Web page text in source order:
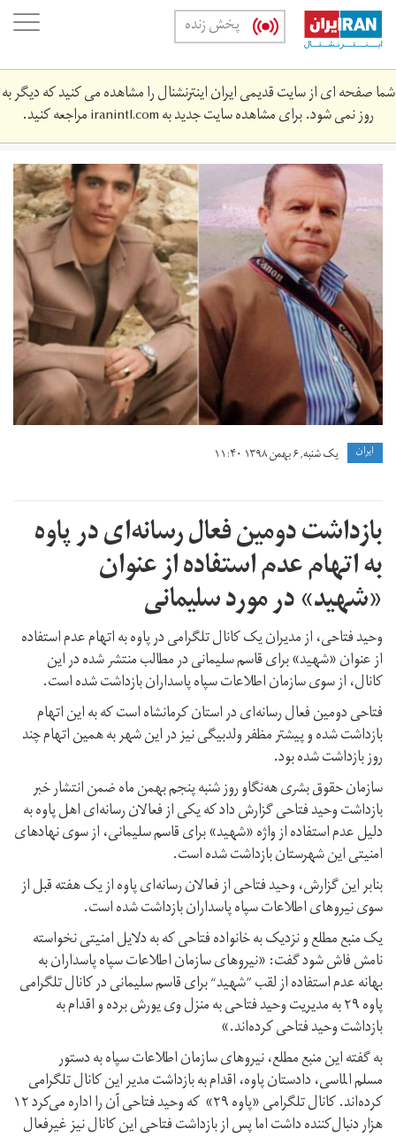
Skip
main
content
پخش زنده
شما صفحه ای از سایت قدیمی ایران اینترنشنال را مشاهده می کنید که دیگر به
روز نمی شود. برای مشاهده سایت جدید بهiranintl.comمراجعه کنید.
paveh-
1398-
11-
g-
1798787.jpg
ايران یک شنبه, ۶ بهمن ۱۳۹۸ ۱۱:۴۰
بازداشت دومین فعال رسانه‌ای در پاوه
به اتهام عدم استفاده از عنوان
«شهید» در مورد سلیمانی
وحید فتاحی، از مدیران یک کانال تلگرامی در پاوه به اتهام عدم استفاده
از عنوان «شهید» برای قاسم سلیمانی در مطالب منتشر شده در این
کانال، از سوی سازمان اطلاعات سپاه پاسداران بازداشت شده است.
فتاحی دومین فعال رسانه‌ای در استان کرمانشاه است که به این اتهام
بازداشت شده و پیشتر مظفر ولدبیگی نیز در این شهر به همین اتهام چند
روز بازداشت شده بود.
سازمان حقوق بشری هەنگاو روز شنبه پنجم بهمن ماه ضمن انتشار خبر
بازداشت وحید فتاحی گزارش داد که یکی از فعالان رسانەای اهل پاوە بە
دلیل عدم استفادە از واژە «شهید» برای قاسم سلیمانی، از سوی نهادهای
امنیتی این شهرستان بازداشت شدە است.
بنابر این گزارش، وحید فتاحی از فعالان رسانەای پاوە از یک هفته قبل از
سوی نیروهای اطلاعات سپاه پاسداران بازداشت شدە است.
یک منبع مطلع و نزدیک بە خانوادە فتاحی کە بە دلایل امنیتی نخواسته
نامش فاش شود گفت: «نیروهای سازمان اطلاعات سپاه پاسداران بە
بهانە عدم استفادە از لقب ”شهید“ برای قاسم سلیمانی در کانال تلگرامی
پاوە ٢٩ بە مدیریت وحید فتاحی بە منزل وی یورش برده و اقدام بە
بازداشت وحید فتاحی کردەاند.»
به گفته این منبع مطلع، نیروهای سازمان اطلاعات سپاه بە دستور
مسلم الماسی، دادستان پاوە، اقدام بە بازداشت مدیر این کانال تلگرامی
کردەاند. کانال تلگرامی «پاوە ٢٩» که وحید فتاحی آن را اداره می‌کرد ١٢
هزار دنبال‌کننده داشت اما پس از بازداشت فتاحی این کانال نیز غیرفعال